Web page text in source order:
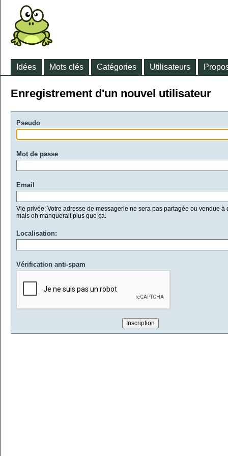
Idées Mots clés Catégories Utilisateurs
Enregistrement d'un nouvel utilisateur
Pseudo
Mot de passe
Email
Vie privée: Votre adresse de messagerie ne sera pas partagée ou vendue à
mais oh manquerait plus que ça.
Localisation:
Vérification anti-spam